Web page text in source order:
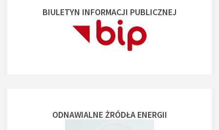
BIULETYN INFORMACJI PUBLICZNEJ
ODNAWIALNE ŻRÓDŁA ENERGII